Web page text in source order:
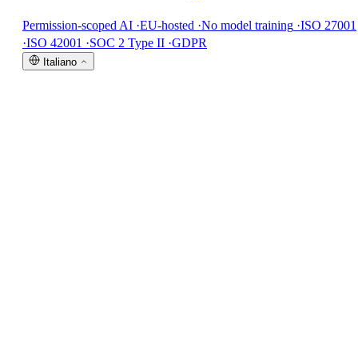
Permission-scoped AI ·EU-hosted ·No model training ·ISO 27001
·ISO 42001 ·SOC 2 Type II ·GDPR
Italiano